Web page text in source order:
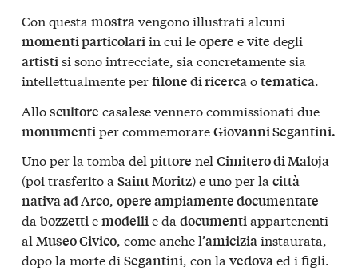
Con questa mostravengono illustrati alcuni
momenti particolariin cui leopere evite degli
artistisi sono intrecciate, sia concretamente sia
intellettualmente perfilone di ricercaotematica.
Alloscultore casalese vennero commissionati due
monumentiper commemorareGiovanni Segantini.
Uno per la tomba del pittore nel Cimitero di Maloja
(poi trasferito a Saint Moritz) e uno per la città
nativa ad Arco, opere ampiamente documentate
da bozzettiemodellie da documentiappartenenti
al Museo Civico, come anche l’amiciziainstaurata,
dopo la morte di Segantini, con la vedovaed i figli.